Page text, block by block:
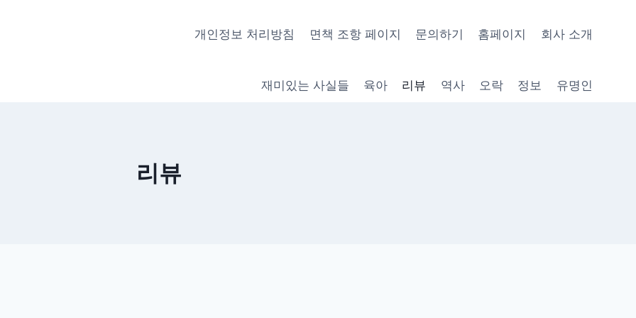
개인정보 처리방침 면책 조항 페이지 문의하기 홈페이지 회사 소개
재미있는 사실들 육아 리뷰 역사 오락 정보 유명인
리뷰